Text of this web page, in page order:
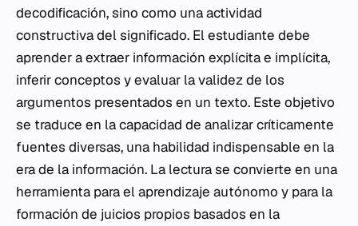
decodificación, sino como una actividad
constructiva del significado. El estudiante debe
aprender a extraer información explícita e implícita,
inferir conceptos y evaluar la validez de los
argumentos presentados en un texto. Este objetivo
se traduce en la capacidad de analizar críticamente
fuentes diversas, una habilidad indispensable en la
era de la información. La lectura se convierte en una
herramienta para el aprendizaje autónomo y para la
formación de juicios propios basados en la